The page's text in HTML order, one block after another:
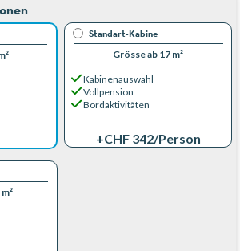
Standart-Kabine
Grösse ab 17 m²
Kabinenauswahl
Vollpension
Bordaktivitäten
+CHF 342/Person